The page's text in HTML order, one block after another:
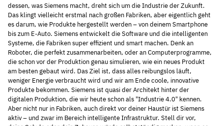
dessen, was Siemens macht, dreht sich um die Industrie der Zukunft.
Das klingt vielleicht erstmal nach großen Fabriken, aber eigentlich geht
es darum, wie Produkte hergestellt werden – von deinem Smartphone
bis zum E-Auto. Siemens entwickelt die Software und die intelligenten
Systeme, die Fabriken super effizient und smart machen. Denk an
Roboter, die perfekt zusammenarbeiten, oder an Computerprogramme,
die schon vor der Produktion genau simulieren, wie ein neues Produkt
am besten gebaut wird. Das Ziel ist, dass alles reibungslos läuft,
weniger Energie verbraucht wird und wir am Ende coole, innovative
Produkte bekommen. Siemens ist quasi der Architekt hinter der
digitalen Produktion, die wir heute schon als "Industrie 4.0" kennen.
Aber nicht nur in Fabriken, auch direkt vor deiner Haustür ist Siemens
aktiv – und zwar im Bereich intelligente Infrastruktur. Stell dir vor,